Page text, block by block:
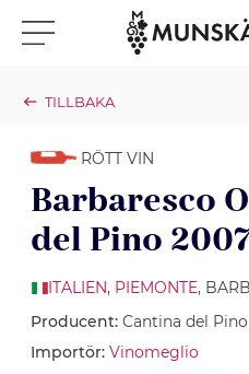
Klicka för meny
TILLBAKA
RÖTT VIN
Barbaresco
del Pino
ITALIEN, PIEMONTE,
Producent: Cantina del Pino
Importör: Vinomeglio